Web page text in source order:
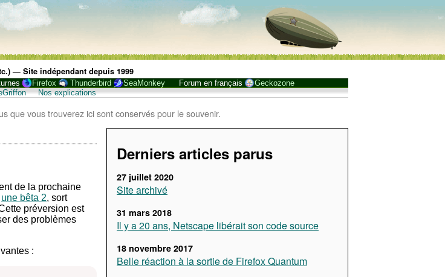
— Site indépendant depuis 1999
Firefox Thunderbird SeaMonkey Forum en français
Geckozone
Nos explications
que vous trouverez ici sont conservés pour le souvenir.
Derniers articles parus
27 juillet 2020
Site archivé
31 mars 2018
Il y a 20 ans, Netscape libérait son code source
18 novembre 2017
Belle réaction à la sortie de Firefox Quantum
de la prochaine
une bêta 2, sort
préversion est
des problèmes
: